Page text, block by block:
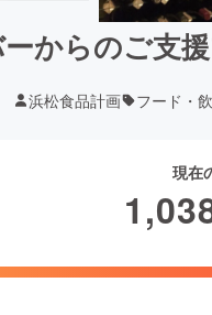
からのご支
浜松食品計画 フード・
現在